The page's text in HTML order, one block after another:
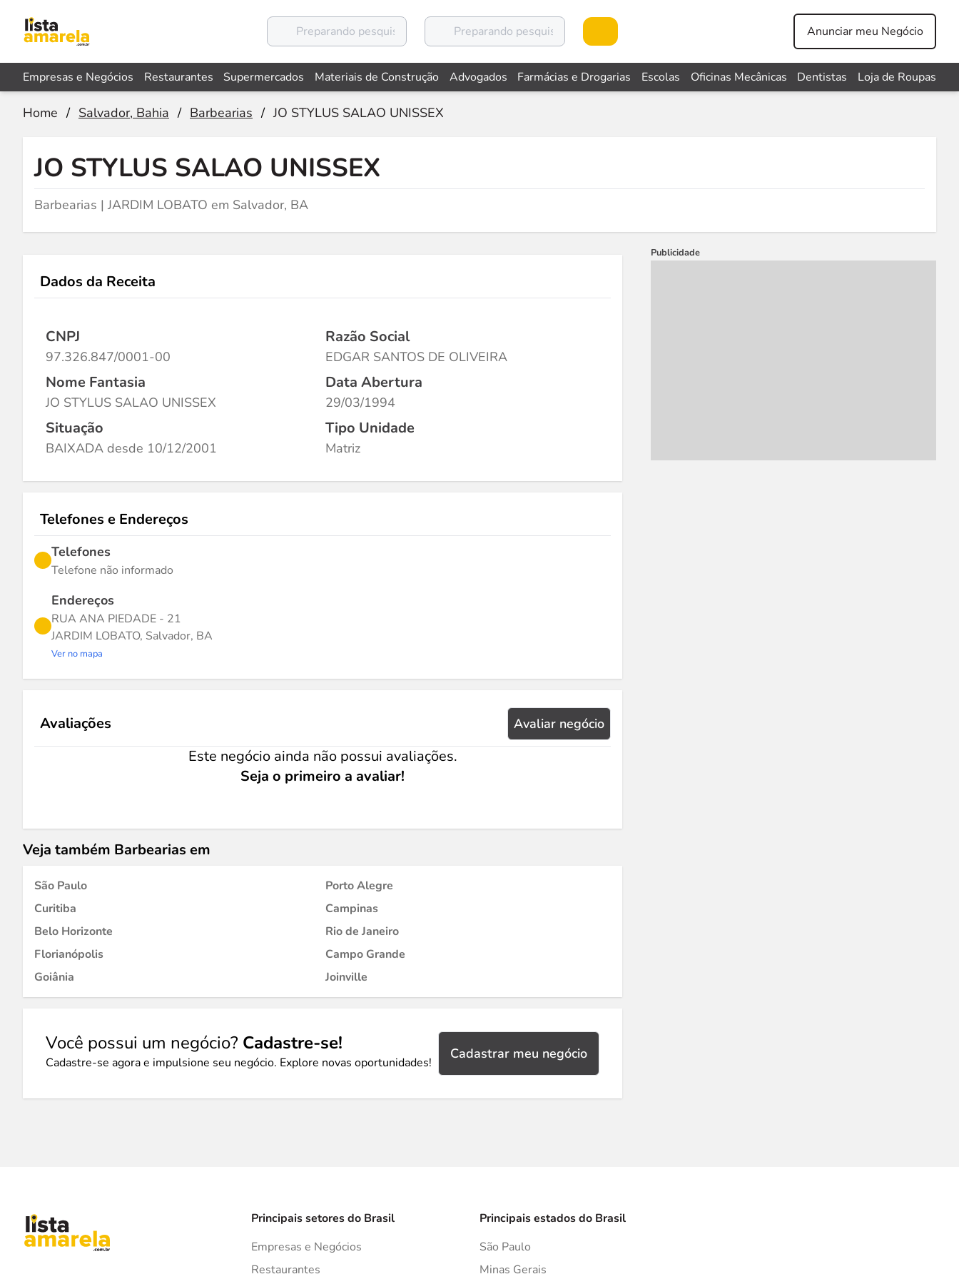
Anunciar meu Negócio
Empresas e Negócios Restaurantes Supermercados Materiais de Construção Advogados Farmácias e Drogarias Escolas Oficinas Mecânicas Dentistas Loja de Roupas
Home / Salvador, Bahia / Barbearias / JO STYLUS SALAO UNISSEX
JO STYLUS SALAO UNISSEX
Barbearias | JARDIM LOBATO em Salvador, BA
Dados da Receita
CNPJ
97.326.847/0001-00
Razão Social
EDGAR SANTOS DE OLIVEIRA
Nome Fantasia
JO STYLUS SALAO UNISSEX
Data Abertura
29/03/1994
Situação
BAIXADA desde 10/12/2001
Tipo Unidade
Matriz
Telefones e Endereços
Telefones
Telefone não informado
Endereços
RUA ANA PIEDADE - 21
JARDIM LOBATO, Salvador, BA
Ver no mapa
Avaliações Avaliar negócio
Este negócio ainda não possui avaliações.
Seja o primeiro a avaliar!
Veja também Barbearias em
São Paulo
Porto Alegre
Curitiba
Campinas
Belo Horizonte
Rio de Janeiro
Florianópolis
Campo Grande
Goiânia
Joinville
Você possui um negócio? Cadastre-se!
Cadastre-se agora e impulsione seu negócio. Explore novas oportunidades!
Cadastrar meu negócio
Publicidade
Principais setores do Brasil
Empresas e Negócios
Restaurantes
Principais estados do Brasil
São Paulo
Minas Gerais